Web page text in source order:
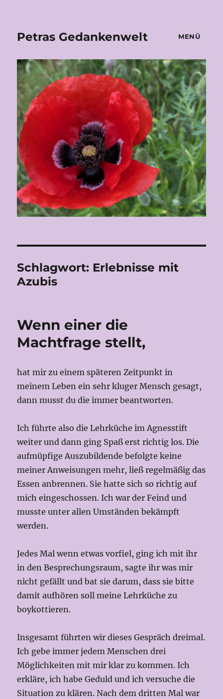
Petras Gedankenwelt MENÜ
Schlagwort: Erlebnisse mit
Azubis
Wenn einer die
Machtfrage stellt,
hat mir zu einem späteren Zeitpunkt in
meinem Leben ein sehr kluger Mensch gesagt,
dann musst du die immer beantworten.
Ich führte also die Lehrküche im Agnesstift
weiter und dann ging Spaß erst richtig los. Die
aufmüpfige Auszubildende befolgte keine
meiner Anweisungen mehr, ließ regelmäßig das
Essen anbrennen. Sie hatte sich so richtig auf
mich eingeschossen. Ich war der Feind und
musste unter allen Umständen bekämpft
werden.
Jedes Mal wenn etwas vorfiel, ging ich mit ihr
in den Besprechungsraum, sagte ihr was mir
nicht gefällt und bat sie darum, dass sie bitte
damit aufhören soll meine Lehrküche zu
boykottieren.
Insgesamt führten wir dieses Gespräch dreimal.
Ich gebe immer jedem Menschen drei
Möglichkeiten mit mir klar zu kommen. Ich
erkläre, ich habe Geduld und ich versuche die
Situation zu klären. Nach dem dritten Mal war